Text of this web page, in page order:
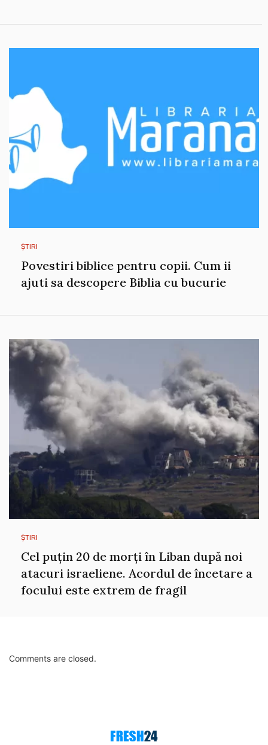
ȘTIRI
Povestiri biblice pentru copii. Cum ii
ajuti sa descopere Biblia cu bucurie
ȘTIRI
Cel puțin 20 de morți în Liban după noi
atacuri israeliene. Acordul de încetare a
focului este extrem de fragil
Comments are closed.